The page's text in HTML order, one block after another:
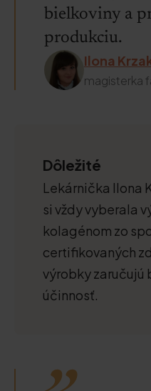
bielkoviny a
produkciu.
Ilona
magisterka
Dôležité
Lekárnička Ilona
si vždy vyberala
kolagénom zo
certifikovaných
výrobky zaručujú
účinnosť.